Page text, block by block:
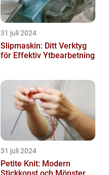
31 juli 2024
Slipmaskin: Ditt Verktyg
för Effektiv Ytbearbetning
31 juli 2024
Petite Knit: Modern